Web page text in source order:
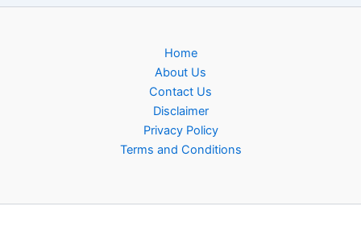
Home
About Us
Contact Us
Disclaimer
Privacy Policy
Terms and Conditions